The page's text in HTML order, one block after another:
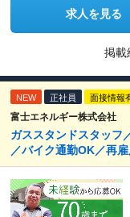
求人を見る
掲載
NEW 正社員 面接情報
富士エネルギー株式会社
ガススタンドスタッフ
／バイク通勤OK／再